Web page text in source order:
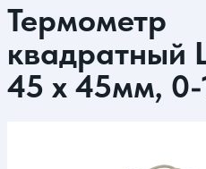
Термометр
квадратный
45 х 45мм, 0-